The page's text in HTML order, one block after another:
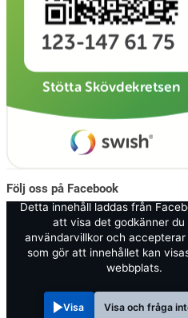
Följ oss på Facebook
Detta innehåll laddas från
att visa det godkänner du
användarvillkor och accepterar
som gör att innehållet kan
webbplats.
Visa Visa och fråga